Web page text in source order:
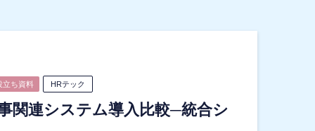
立ち資料 HRテック
関連システム導入比較─統合シ